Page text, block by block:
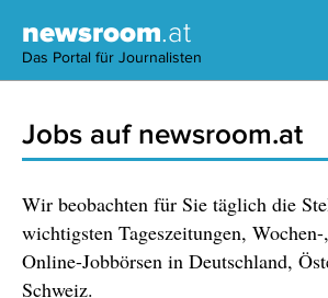
newsroom.at
Das Portal für Journalisten
Jobs auf newsroom.at
Wir beobachten für Sie täglich die
wichtigsten Tageszeitungen,
Online-Jobbörsen in Deutschland,
Schweiz.